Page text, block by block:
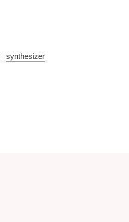
synthesizer